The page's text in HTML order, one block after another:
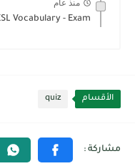
منذ عام
Vocabulary - Exam
الأقسام quiz